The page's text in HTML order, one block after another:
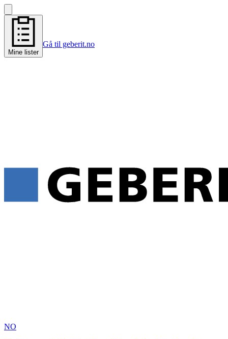
Mine lister
Gå til geberit.no
NO